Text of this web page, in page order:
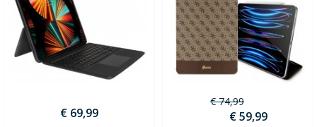
€ 69,99
€ 74,99
€ 59,99